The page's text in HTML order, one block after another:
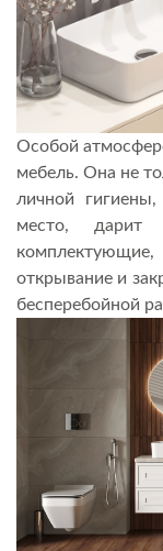
Особой
мебель. Она не
личной
место, дарит
открывание и
бесперебойной